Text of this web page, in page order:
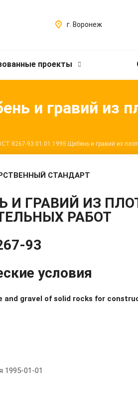
г. Воронеж
проекты
и гравий из
8267-93 01.01.1995 Щебень и гравий из
СТАНДАРТ
И ГРАВИЙ ИЗ
РАБОТ
93
условия
and gravel of solid rocks for
1995-01-01